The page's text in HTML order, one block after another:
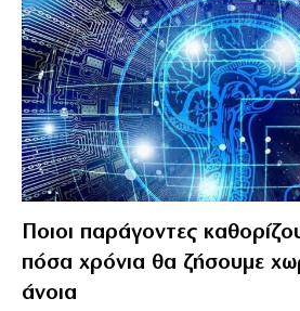
Ποιοι παράγοντες
πόσα χρόνια θα ζήσουμε
άνοια